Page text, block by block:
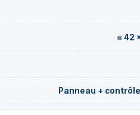
≈ 42
Panneau +